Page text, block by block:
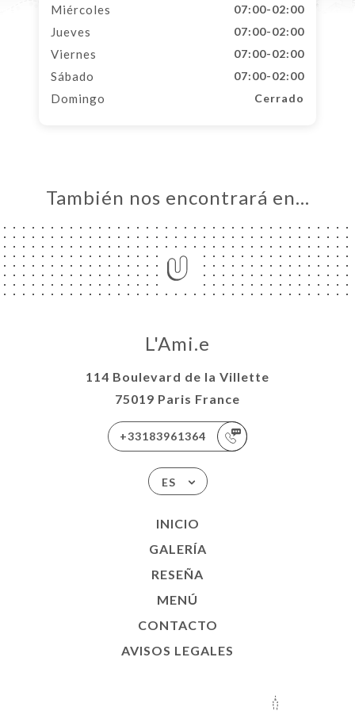
Miércoles 07:00-02:00
Jueves 07:00-02:00
Viernes 07:00-02:00
Sábado 07:00-02:00
Domingo Cerrado
También nos encontrará en…
L'Ami.e
114 Boulevard de la Villette
75019 Paris France
+33183961364
ES
INICIO
GALERÍA
RESEÑA
MENÚ
CONTACTO
AVISOS LEGALES